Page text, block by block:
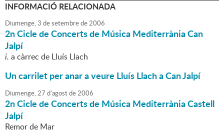
INFORMACIÓ RELACIONADA
Diumenge,3 desetembrede2006
2n Cicle de Concerts de Música Mediterrània Can
Jalpí
i. a càrrec de Lluís Llach
Un carrilet per anar a veure Lluís Llach a Can Jalpí
Diumenge,27 d'agostde2006
2n Cicle de Concerts de Música Mediterrània Castell
Jalpí
Remor de Mar